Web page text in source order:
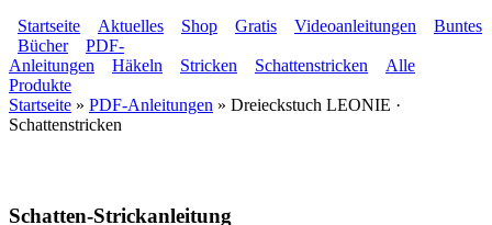
BLUMENBUNT VERLAG
Sekundärmenü
Startseite Aktuelles Shop Gratis Videoanleitungen Buntes
Hauptmenü
Bücher
PDF-
Anleitungen
Häkeln Stricken Schattenstricken
Alle
Produkte
Sie sind hier
Startseite » PDF-Anleitungen » Dreieckstuch LEONIE ·
Schattenstricken
Schatten-Strickanleitung